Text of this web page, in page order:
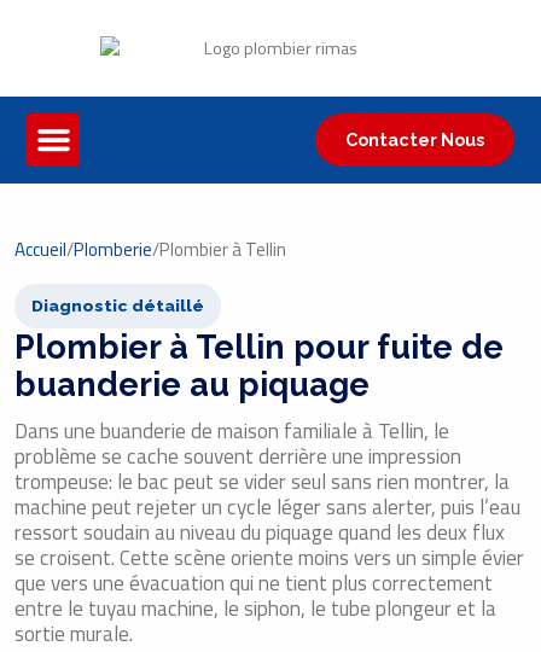
Contacter Nous
Accueil/Plomberie/Plombier à Tellin
Diagnostic détaillé
Plombier à Tellin pour fuite de
buanderie au piquage
Dans une buanderie de maison familiale à Tellin, le
problème se cache souvent derrière une impression
trompeuse: le bac peut se vider seul sans rien montrer, la
machine peut rejeter un cycle léger sans alerter, puis l’eau
ressort soudain au niveau du piquage quand les deux flux
se croisent. Cette scène oriente moins vers un simple évier
que vers une évacuation qui ne tient plus correctement
entre le tuyau machine, le siphon, le tube plongeur et la
sortie murale.